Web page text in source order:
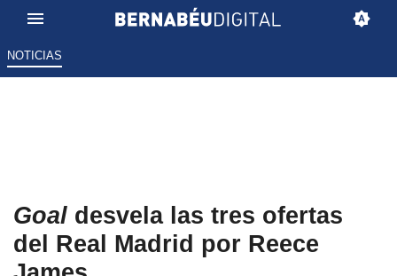
NOTICIAS
Goal desvela las tres ofertas
del Real Madrid por Reece